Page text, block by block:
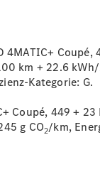
4MATIC+ Coupé,
km + 22.6
Kategorie: G.
Coupé, 449 + 23
g CO2/km,